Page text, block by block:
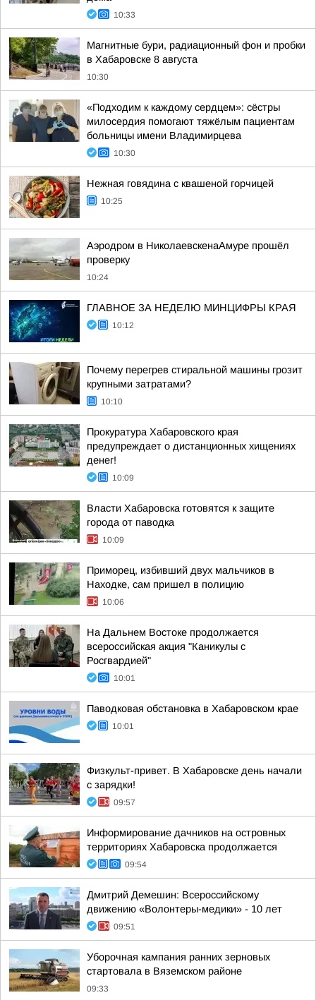
10:33
Магнитные бури, радиационный фон и пробки
в Хабаровске 8 августа
10:30
«Подходим к каждому сердцем»: сёстры
милосердия помогают тяжёлым пациентам
больницы имени Владимирцева
10:30
Нежная говядина с квашеной горчицей
10:25
Аэродром в НиколаевскенаАмуре прошёл
проверку
10:24
ГЛАВНОЕ ЗА НЕДЕЛЮ МИНЦИФРЫ КРАЯ
10:12
Почему перегрев стиральной машины грозит
крупными затратами?
10:10
Прокуратура Хабаровского края
предупреждает о дистанционных хищениях
денег!
10:09
Власти Хабаровска готовятся к защите
города от паводка
10:09
Приморец, избивший двух мальчиков в
Находке, сам пришел в полицию
10:06
На Дальнем Востоке продолжается
всероссийская акция "Каникулы с
Росгвардией"
10:01
Паводковая обстановка в Хабаровском крае
10:01
Физкульт-привет. В Хабаровске день начали
с зарядки!
09:57
Информирование дачников на островных
территориях Хабаровска продолжается
09:54
Дмитрий Демешин: Всероссийскому
движению «Волонтеры-медики» - 10 лет
09:51
Уборочная кампания ранних зерновых
стартовала в Вяземском районе
09:33